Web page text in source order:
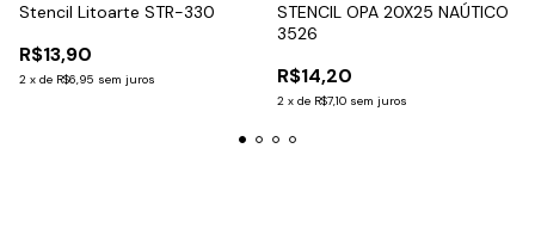
Stencil Litoarte STR-330
R$13,90
2 x de R$6,95 sem juros
STENCIL OPA 20X25 NAÚTICO
3526
R$14,20
2 x de R$7,10 sem juros